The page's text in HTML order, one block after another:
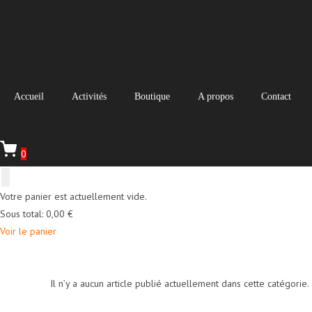
Accueil Activités Boutique A propos Contact
0
Votre panier est actuellement vide.
Sous total: 0,00 €
Voir le panier
Il n’y a aucun article publié actuellement dans cette catégorie.